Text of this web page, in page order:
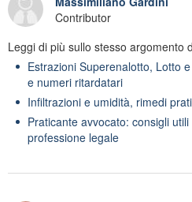
Contributor
Leggi di più sullo stesso argomento
Estrazioni Superenalotto, Lotto
e numeri ritardatari
Infiltrazioni e umidità, rimedi
Praticante avvocato: consigli
professione legale